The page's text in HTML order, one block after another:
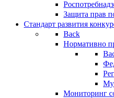
Защита прав
Стандарт развития
Back
Нормативно
Мониторинг